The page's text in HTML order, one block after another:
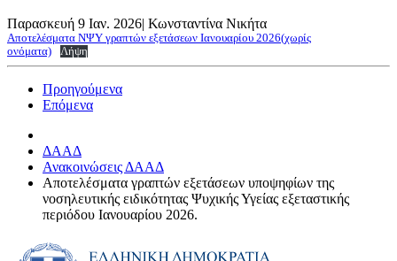
Παρασκευή 9 Ιαν. 2026| Κωνσταντίνα Νικήτα
Αποτελέσματα ΝΨΥ γραπτών εξετάσεων Ιανουαρίου 2026(χωρίς
ονόματα)
Λήψη
Προηγούμενα
Επόμενα
ΔΑΑΔ
Ανακοινώσεις ΔΑΑΔ
Αποτελέσματα γραπτών εξετάσεων υποψηφίων της
νοσηλευτικής ειδικότητας Ψυχικής Υγείας εξεταστικής
περιόδου Ιανουαρίου 2026.